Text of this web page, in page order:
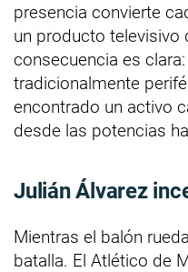
presencia convierte
un producto televisivo
consecuencia es
tradicionalmente
encontrado un activo
desde las potencias
Julián Álvarez
Mientras el balón
batalla. El Atlético de